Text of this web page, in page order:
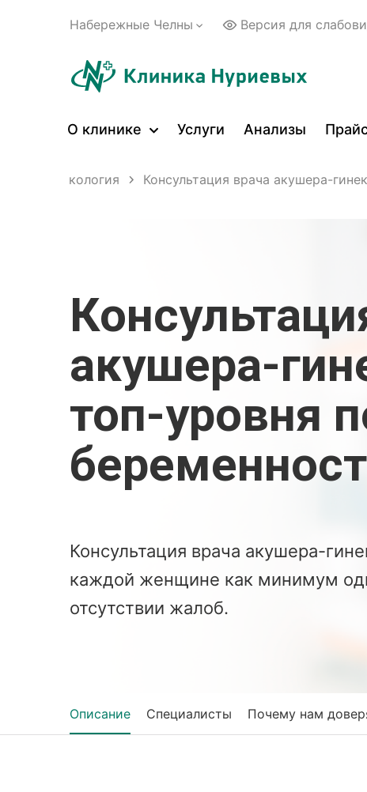
Набережные Челны Версия для
О клинике Услуги Анализы
Гинекология Консультация врача акушера-
акушера-
топ-уровня
Консультация врача акушера-
каждой женщине как минимум
отсутствии жалоб.
Описание Специалисты Почему нам